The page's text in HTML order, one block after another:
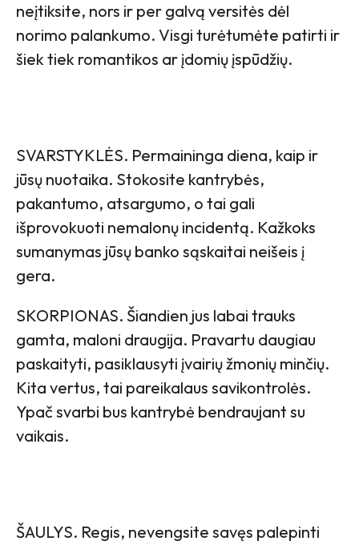
neįtiksite, nors ir per galvą versitės dėl
norimo palankumo. Visgi turėtumėte patirti ir
šiek tiek romantikos ar įdomių įspūdžių.
SVARSTYKLĖS. Permaininga diena, kaip ir
jūsų nuotaika. Stokosite kantrybės,
pakantumo, atsargumo, o tai gali
išprovokuoti nemalonų incidentą. Kažkoks
sumanymas jūsų banko sąskaitai neišeis į
gera.
SKORPIONAS. Šiandien jus labai trauks
gamta, maloni draugija. Pravartu daugiau
paskaityti, pasiklausyti įvairių žmonių minčių.
Kita vertus, tai pareikalaus savikontrolės.
Ypač svarbi bus kantrybė bendraujant su
vaikais.
ŠAULYS. Regis, nevengsite savęs palepinti